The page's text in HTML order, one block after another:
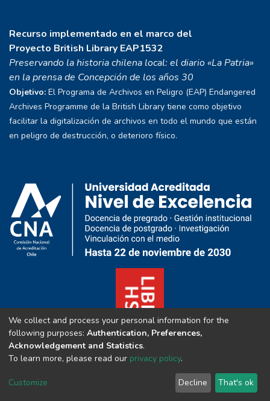
Recurso implementado en el marco del
Proyecto British Library EAP1532
Preservando la historia chilena local: el diario «La Patria»
en la prensa de Concepción de los años 30
Objetivo: El Programa de Archivos en Peligro (EAP) Endangered
Archives Programme de la British Library tiene como objetivo
facilitar la digitalización de archivos en todo el mundo que están
en peligro de destrucción, o deterioro físico.
We collect and process your personal information for the
following purposes: Authentication, Preferences,
Acknowledgement and Statistics.
To learn more, please read our privacy policy.
Customize Decline That's ok